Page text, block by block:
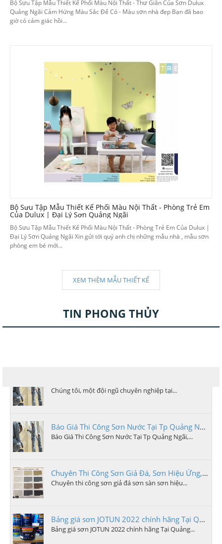
Bộ Sưu Tập Mẫu Thiết Kế Phối Màu Nội Thất - Thư Giãn Của Sơn Dulux
Quảng Ngãi Cảm Hứng Màu Sắc Để Có - Màu sơn nhà đẹp Bạn đã bao
giờ có cảm giác hồi...
Bộ Sưu Tập Mẫu Thiết Kế Phối Màu Nội Thất - Phòng Trẻ Em
Của Dulux | Đại Lý Sơn Quảng Ngãi
Bộ Sưu Tập Mẫu Thiết Kế Phối Màu Nội Thất - Phòng Trẻ Em Của Dulux |
Đại Lý Sơn Quảng Ngãi Xin gửi tới quý anh chị những mẫu nhà , mẫu sơn
phòng em bé mới...
XEM THÊM MẪU THIẾT KẾ
TIN PHONG THỦY
Chúng tôi, một đội ngũ chuyên nghiệp tại...
Báo Giá Thi Công Sơn Nước Tại Tp Quảng Ngãi
Báo Giá Thi Công Sơn Nước Tại Tp Quảng Ngãi,...
Chuyên Thi Công Sơn Giả Đá, Sơn Hiệu Ứng, Sơn Bê Tông Tại Quảng Ngãi
Chuyên thi công sơn giả đá sơn sàn sơn hiệu...
Bảng giá sơn JOTUN 2022 chính hãng Tại Quảng Ngãi
Bảng giá sơn JOTUN 2022 chính hãng Tại Quảng...